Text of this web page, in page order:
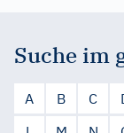
Suche im
A B C